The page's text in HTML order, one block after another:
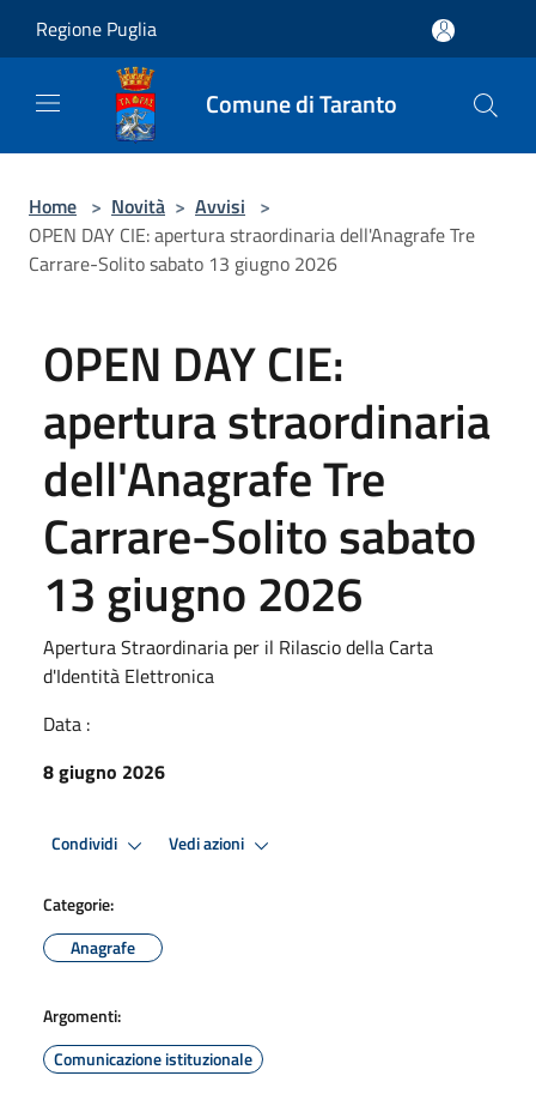
Regione Puglia
Comune di Taranto
Home > Novità > Avvisi >
OPEN DAY CIE: apertura straordinaria dell'Anagrafe Tre
Carrare-Solito sabato 13 giugno 2026
OPEN DAY CIE:
apertura straordinaria
dell'Anagrafe Tre
Carrare-Solito sabato
13 giugno 2026
Apertura Straordinaria per il Rilascio della Carta
d'Identità Elettronica
Data :
8 giugno 2026
Condividi Vedi azioni
Categorie:
Anagrafe
Argomenti:
Comunicazione istituzionale